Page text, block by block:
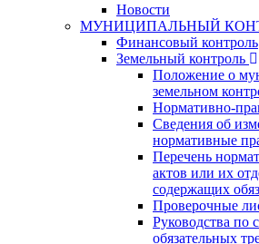
Новости
МУНИЦИПАЛЬНЫЙ
Финансовый контроль
Земельный контроль
Положение о
земельном
Нормативно-
Сведения об
нормативные
Перечень
актов или их
содержащих
Проверочные
Руководства по
обязательных